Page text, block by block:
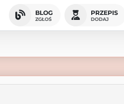
BLOG
ZGŁOŚ
PRZEPIS
DODAJ